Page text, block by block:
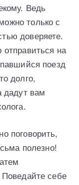
Ведь
только с
доверяете.
отправиться на
поезд
долго,
дадут вам
поговорить,
полезно!
Поведайте себе